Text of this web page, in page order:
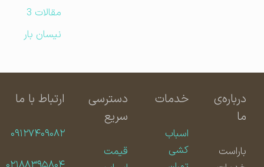
مقالات 3
نیسان بار
درباره‌ی
باراست
خدمات
اسباب
کشی
دسترسی
سریع
قیمت
ارتباط با ما
۰۹۱۲۷۴۰۹۰۸۲